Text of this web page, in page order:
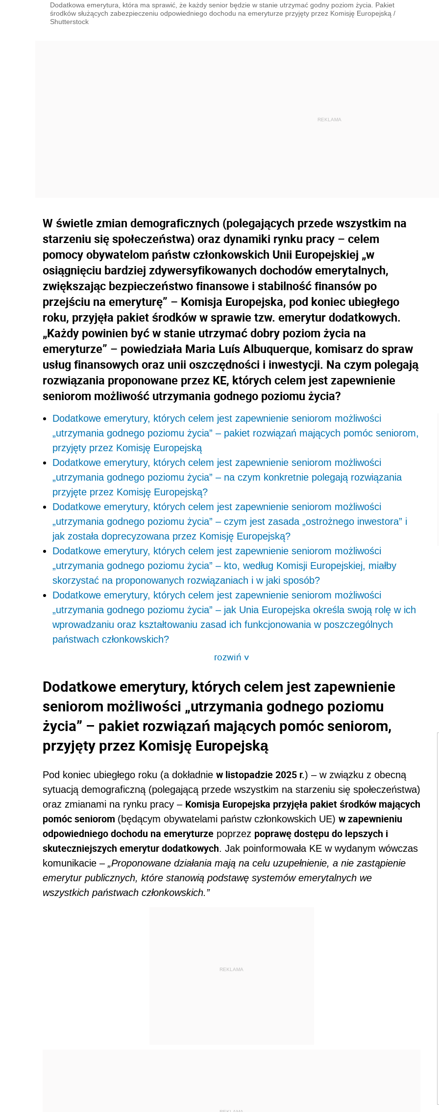
Dodatkowa emerytura, która ma sprawić, że każdy senior będzie w stanie utrzymać godny poziom życia. Pakiet
środków służących zabezpieczeniu odpowiedniego dochodu na emeryturze przyjęty przez Komisję Europejską /
Shutterstock
W świetle zmian demograficznych (polegających przede wszystkim na
starzeniu się społeczeństwa) oraz dynamiki rynku pracy – celem
pomocy obywatelom państw członkowskich Unii Europejskiej „w
osiągnięciu bardziej zdywersyfikowanych dochodów emerytalnych,
zwiększając bezpieczeństwo finansowe i stabilność finansów po
przejściu na emeryturę” – Komisja Europejska, pod koniec ubiegłego
roku, przyjęła pakiet środków w sprawie tzw. emerytur dodatkowych.
„Każdy powinien być w stanie utrzymać dobry poziom życia na
emeryturze” – powiedziała Maria Luís Albuquerque, komisarz do spraw
usług finansowych oraz unii oszczędności i inwestycji. Na czym polegają
rozwiązania proponowane przez KE, których celem jest zapewnienie
seniorom możliwość utrzymania godnego poziomu życia?
Dodatkowe emerytury, których celem jest zapewnienie seniorom możliwości
„utrzymania godnego poziomu życia” – pakiet rozwiązań mających pomóc seniorom,
przyjęty przez Komisję Europejską
Dodatkowe emerytury, których celem jest zapewnienie seniorom możliwości
„utrzymania godnego poziomu życia” – na czym konkretnie polegają rozwiązania
przyjęte przez Komisję Europejską?
Dodatkowe emerytury, których celem jest zapewnienie seniorom możliwości
„utrzymania godnego poziomu życia” – czym jest zasada „ostrożnego inwestora” i
jak została doprecyzowana przez Komisję Europejską?
Dodatkowe emerytury, których celem jest zapewnienie seniorom możliwości
„utrzymania godnego poziomu życia” – kto, według Komisji Europejskiej, miałby
skorzystać na proponowanych rozwiązaniach i w jaki sposób?
Dodatkowe emerytury, których celem jest zapewnienie seniorom możliwości
„utrzymania godnego poziomu życia” – jak Unia Europejska określa swoją rolę w ich
wprowadzaniu oraz kształtowaniu zasad ich funkcjonowania w poszczególnych
państwach członkowskich?
rozwiń>
Dodatkowe emerytury, których celem jest zapewnienie
seniorom możliwości „utrzymania godnego poziomu
życia” – pakiet rozwiązań mających pomóc seniorom,
przyjęty przez Komisję Europejską
Pod koniec ubiegłego roku (a dokładnie w listopadzie 2025 r.) – w związku z obecną
sytuacją demograficzną (polegającą przede wszystkim na starzeniu się społeczeństwa)
oraz zmianami na rynku pracy – Komisja Europejska przyjęła pakiet środków mających
pomóc seniorom (będącym obywatelami państw członkowskich UE) w zapewnieniu
odpowiedniego dochodu na emeryturze poprzez poprawę dostępu do lepszych i
skuteczniejszych emerytur dodatkowych. Jak poinformowała KE w wydanym wówczas
komunikacie – „Proponowane działania mają na celu uzupełnienie, a nie zastąpienie
emerytur publicznych, które stanowią podstawę systemów emerytalnych we
wszystkich państwach członkowskich.”
REKLAMA